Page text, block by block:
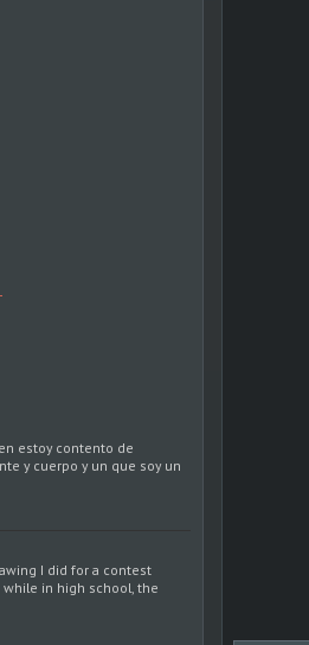
estoy contento de
y cuerpo y un que soy un
I did for a contest
while in high school, the